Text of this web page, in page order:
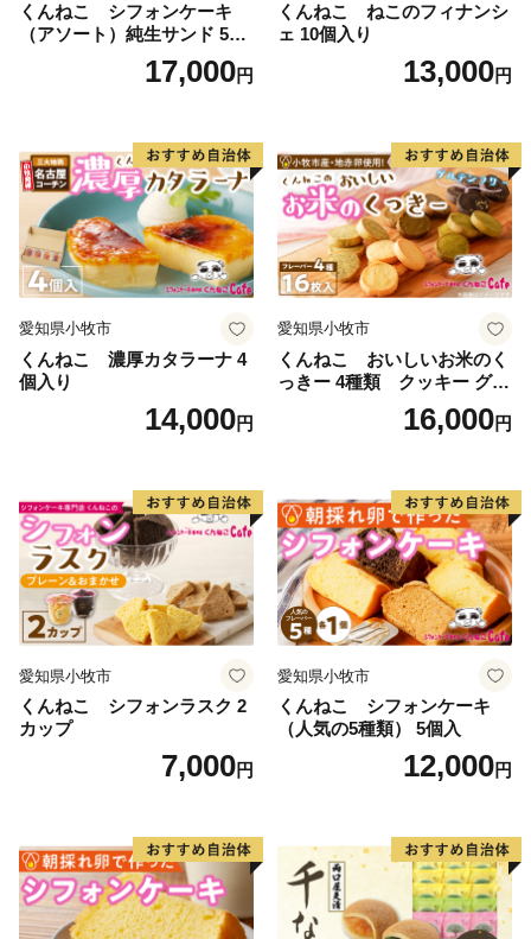
株式会社ローカル
E-mail：gyokuto@lo-cal.co.jp
TEL：096-288-5620 FAX：096-245-6158
※土日祝はお休みをいただいております。
※土日祝祭日にいただいたメールへの回答は翌営業日以
降となりますので、ご了承ください。
◎受領証明書の発行やワンストップ特例申請の受付状況
等のお問い合わせ
玉東町コールセンター（事務委託先）
営業時間：月曜から金曜（祝日除く）午前9時から午後5
時15分
E-mail：gyokuto@do-furusato.jp
くんねこ シフォンケーキ
（アソート）純生サンド 5個
17,000円
くんねこ ねこのフィナンシ
ェ 10個入り
13,000円
愛知県小牧市
くんねこ 濃厚カタラーナ 4
個入り
14,000円
愛知県小牧市
くんねこ おいしいお米のく
っきー 4種類 クッキー グル
16,000円
愛知県小牧市
くんねこ シフォンラスク 2
カップ
7,000円
愛知県小牧市
くんねこ シフォンケーキ
（人気の5種類） 5個入
12,000円